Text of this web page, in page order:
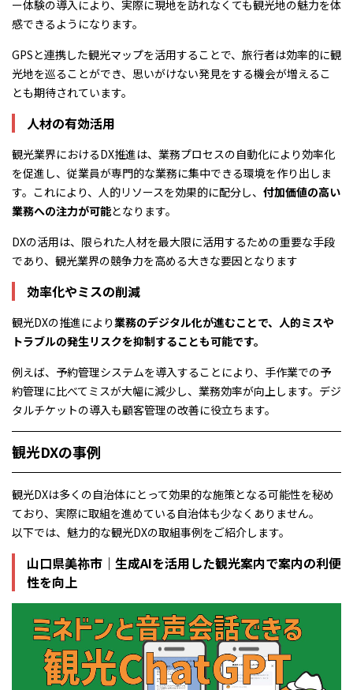
ー体験の導入により、実際に現地を訪れなくても観光地の魅力を体
感できるようになります。
GPSと連携した観光マップを活用することで、旅行者は効率的に観
光地を巡ることができ、思いがけない発見をする機会が増えるこ
とも期待されています。
人材の有効活用
観光業界におけるDX推進は、業務プロセスの自動化により効率化
を促進し、従業員が専門的な業務に集中できる環境を作り出しま
す。これにより、人的リソースを効果的に配分し、 付加価値の高い
業務への注力が可能となります。
DXの活用は、限られた人材を最大限に活用するための重要な手段
であり、観光業界の競争力を高める大きな要因となります
効率化やミスの削減
観光DXの推進により業務のデジタル化が進むことで、人的ミスや
トラブルの発生リスクを抑制することも可能です。
例えば、予約管理システムを導入することにより、手作業での予
約管理に比べてミスが大幅に減少し、業務効率が向上します。デジ
タルチケットの導入も顧客管理の改善に役立ちます。
観光DXの事例
観光DXは多くの自治体にとって効果的な施策となる可能性を秘め
ており、実際に取組を進めている自治体も少なくありません。
以下では、魅力的な観光DXの取組事例をご紹介します。
山口県美祢市｜生成AIを活用した観光案内で案内の利便
性を向上